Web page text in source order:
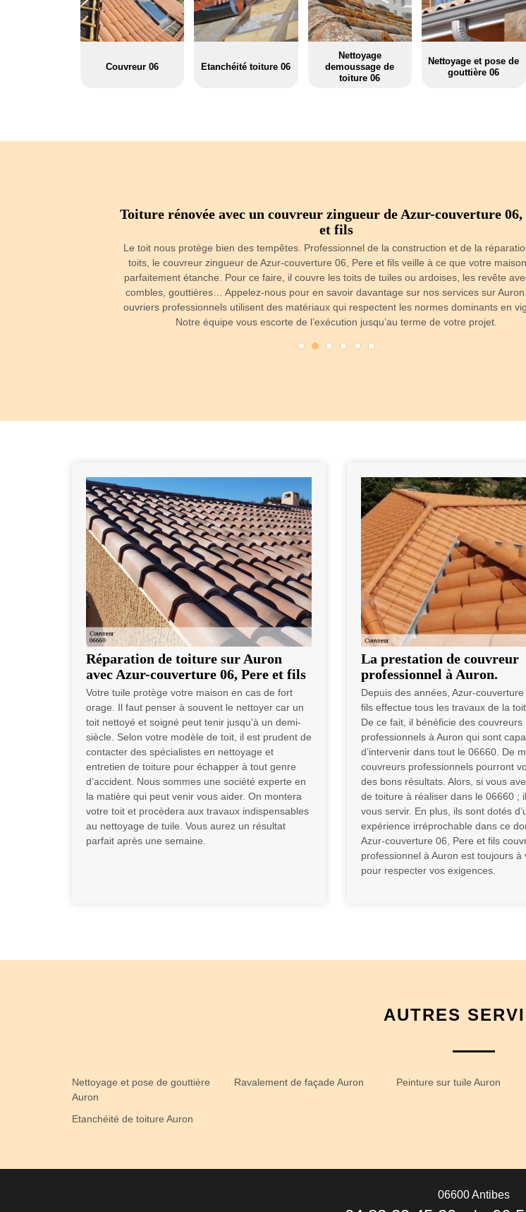
Couvreur 06 Etanchéité toiture 06
Nettoyage
demoussage de
toiture 06
Nettoyage et pose de
gouttière 06
Toiture rénovée avec un couvreur zingueur de Azur-couverture 06,
et fils
Le toit nous protège bien des tempêtes. Professionnel de la construction et de la
toits, le couvreur zingueur de Azur-couverture 06, Pere et fils veille à ce que votre
parfaitement étanche. Pour ce faire, il couvre les toits de tuiles ou ardoises, les revête
combles, gouttières… Appelez-nous pour en savoir davantage sur nos services sur
ouvriers professionnels utilisent des matériaux qui respectent les normes dominants en
Notre équipe vous escorte de l’exécution jusqu’au terme de votre projet.
Réparation de toiture sur Auron
avec Azur-couverture 06, Pere et fils
Votre tuile protège votre maison en cas de fort
orage. Il faut penser à souvent le nettoyer car un
toit nettoyé et soigné peut tenir jusqu’à un demi-
siècle. Selon votre modèle de toit, il est prudent de
contacter des spécialistes en nettoyage et
entretien de toiture pour échapper à tout genre
d’accident. Nous sommes une société experte en
la matière qui peut venir vous aider. On montera
votre toit et procèdera aux travaux indispensables
au nettoyage de tuile. Vous aurez un résultat
parfait après une semaine.
La prestation de couvreur
professionnel à Auron.
Depuis des années, Azur-
fils effectue tous les travaux de la
De ce fait, il bénéficie des couvreurs
professionnels à Auron qui sont
d’intervenir dans tout le 06660. De
couvreurs professionnels pourront
des bons résultats. Alors, si vous
de toiture à réaliser dans le 06660 ;
vous servir. En plus, ils sont dotés
expérience irréprochable dans ce
Azur-couverture 06, Pere et fils
professionnel à Auron est toujours à
pour respecter vos exigences.
AUTRES
Nettoyage et pose de gouttière
Auron
Ravalement de façade Auron Peinture sur tuile Auron
Etanchéité de toiture Auron
06600 Antibes